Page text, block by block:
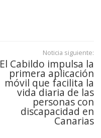
Noticia siguiente:
El Cabildo impulsa la
primera aplicación
móvil que facilita la
vida diaria de las
personas con
discapacidad en
Canarias